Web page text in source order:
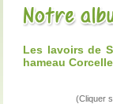
Les lavoirs de
hameau Corcelle
(Cliquer